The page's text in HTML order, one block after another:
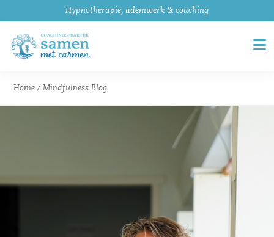
Hypnotherapie, ademwerk & coaching
Home /Mindfulness Blog